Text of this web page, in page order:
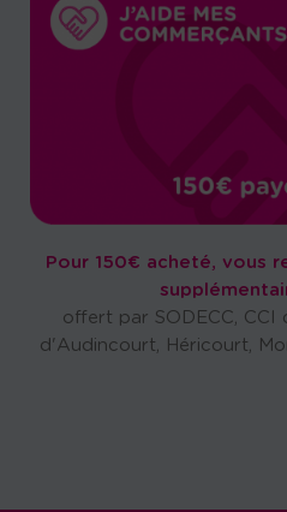
Pour 150€ acheté, vous
offert par SODECC, CCI
d'Audincourt, Héricourt,